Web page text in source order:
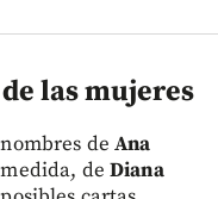
las mujeres
nombres deAna
deDiana